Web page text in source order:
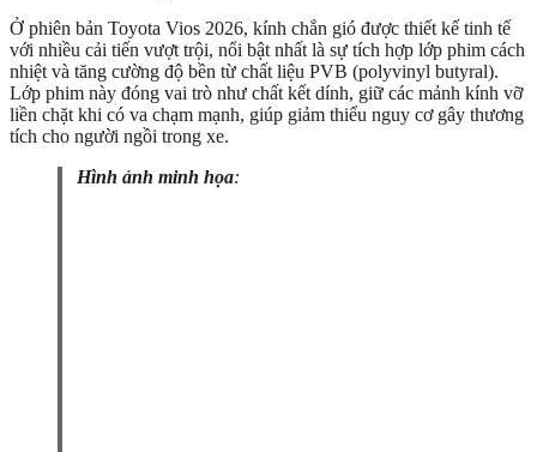
Ở phiên bản Toyota Vios 2026, kính chắn gió được thiết kế tinh tế
với nhiều cải tiến vượt trội, nổi bật nhất là sự tích hợp lớp phim cách
nhiệt và tăng cường độ bền từ chất liệu PVB (polyvinyl butyral).
Lớp phim này đóng vai trò như chất kết dính, giữ các mảnh kính vỡ
liền chặt khi có va chạm mạnh, giúp giảm thiểu nguy cơ gây thương
tích cho người ngồi trong xe.
Hình ảnh minh họa: